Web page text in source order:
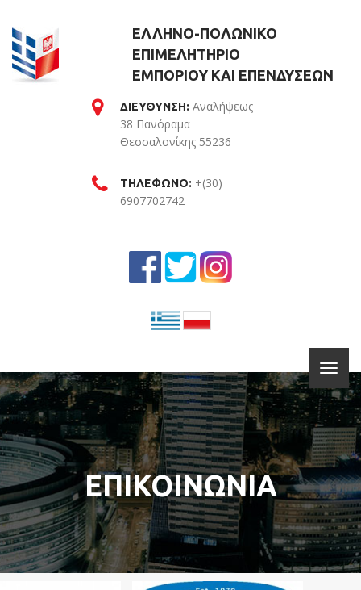
ΕΛΛΗΝΟ-ΠΟΛΩΝΙΚΟ
ΕΠΙΜΕΛΗΤΗΡΙΟ
ΕΜΠΟΡΙΟΥ ΚΑΙ ΕΠΕΝΔΥΣΕΩΝ
ΔΙΕΥΘΥΝΣΗ: Αναλήψεως
38 Πανόραμα
Θεσσαλονίκης 55236
ΤΗΛΕΦΩΝΟ: +(30)
6907702742
ΕΠΙΚΟΙΝΩΝΙΑ